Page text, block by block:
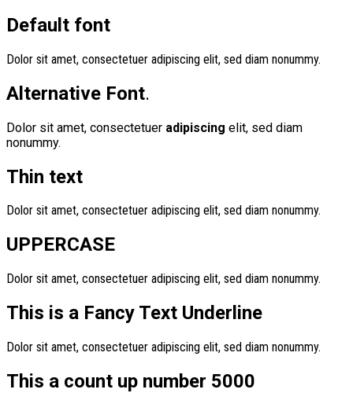
Default font
Dolor sit amet, consectetuer adipiscing elit, sed diam nonummy.
Alternative Font.
Dolor sit amet, consectetuer adipiscing elit, sed diam
nonummy.
Thin text
Dolor sit amet, consectetuer adipiscing elit, sed diam nonummy.
UPPERCASE
Dolor sit amet, consectetuer adipiscing elit, sed diam nonummy.
This is a Fancy Text Underline
Dolor sit amet, consectetuer adipiscing elit, sed diam nonummy.
This a count up number 5000